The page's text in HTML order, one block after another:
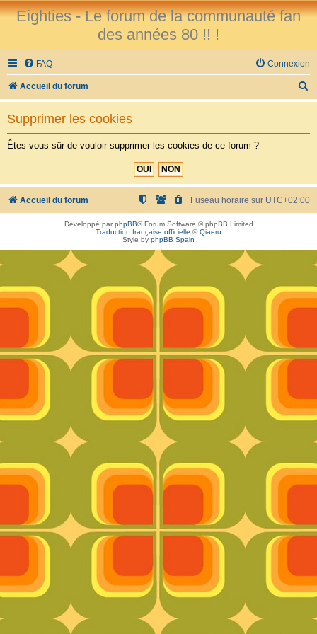
Eighties - Le forum de la communauté fan
des années 80 !! !
FAQ Connexion
Accueil du forum
e
h
r
Supprimer les cookies
Êtes-vous sûr de vouloir supprimer les cookies de ce forum ?
Accueil du forum Fuseau horaire sur UTC+02:00
Développé parphpBB® Forum Software © phpBB Limited
Traduction française officielle ©Qiaeru
Style by phpBB Spain